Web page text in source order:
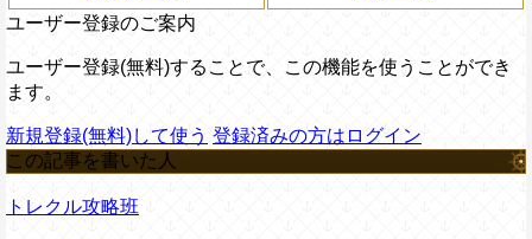
ユーザー登録のご案内
ユーザー登録(無料)することで、この機能を使うことができ
ます。
新規登録(無料)して使う 登録済みの方はログイン
この記事を書いた人
トレクル攻略班